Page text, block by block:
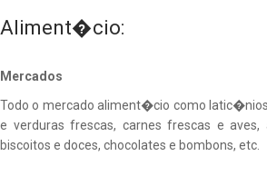
Aliment�cio:
Mercados
Todo o mercado aliment�cio como
e verduras frescas, carnes frescas e aves,
biscoitos e doces, chocolates e bombons, etc.